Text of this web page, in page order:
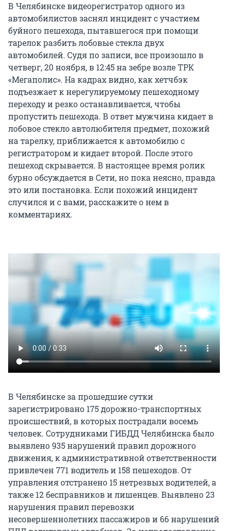
В Челябинске видеорегистратор одного из
автомобилистов заснял инцидент с участием
буйного пешехода, пытавшегося при помощи
тарелок разбить лобовые стекла двух
автомобилей. Судя по записи, все произошло в
четверг, 20 ноября, в 12:45 на зебре возле ТРК
«Мегаполис». На кадрах видно, как хетчбэк
подъезжает к нерегулируемому пешеходному
переходу и резко останавливается, чтобы
пропустить пешехода. В ответ мужчина кидает в
лобовое стекло автолюбителя предмет, похожий
на тарелку, приближается к автомобилю с
регистратором и кидает второй. После этого
пешеход скрывается. В настоящее время ролик
бурно обсуждается в Сети, но пока неясно, правда
это или постановка. Если похожий инцидент
случился и с вами, расскажите о нем в
комментариях.
В Челябинске за прошедшие сутки
зарегистрировано 175 дорожно-транспортных
происшествий, в которых пострадали восемь
человек. Сотрудниками ГИБДД Челябинска было
выявлено 935 нарушений правил дорожного
движения, к административной ответственности
привлечен 771 водитель и 158 пешеходов. От
управления отстранено 15 нетрезвых водителей, а
также 12 бесправников и лишенцев. Выявлено 23
нарушения правил перевозки
несовершеннолетних пассажиров и 66 нарушений